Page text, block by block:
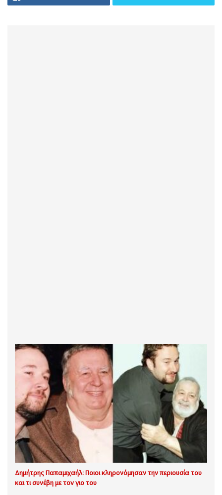
Δημήτρης Παπαμιχαήλ: Ποιοι κληρονόμησαν την περιουσία του
και τι συνέβη με τον γιο του